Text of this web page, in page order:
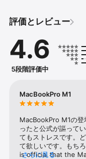
• リアルタイムの金融商
• 指値・逆指値を含む、
• マーケットデプス(Level
• 全てのタイプの取引操作
利便性
• 高速のチャート動作
• チャートのカラー設定
• チャートオブジェク
• 1つのウィンドウで4
• 指値・逆指値注文の価
評価とレビュー
4.6
5段階評価中
MacBookPro M1
MacBookPro M1の
ったと公式が謳って
てもストレスです。
て欲しいです。もち
is official that the
さらに見る